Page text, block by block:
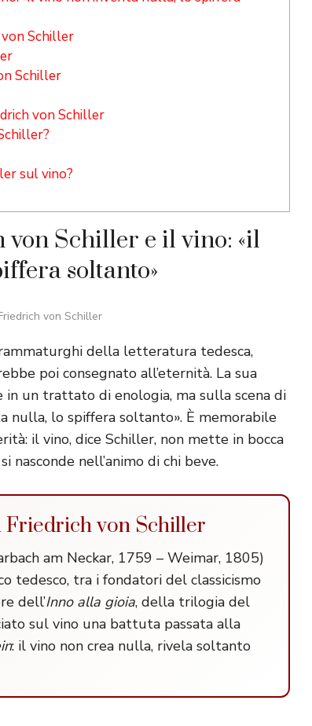
Schiller
Schiller
von Schiller
sul vino?
Schiller e il vino: «il
soltanto»
von Schiller
della letteratura tedesca,
poi consegnato all’eternità. La sua
in un trattato di enologia, ma sulla scena di
nulla, lo spiffera soltanto». È memorabile
il vino, dice Schiller, non mette in bocca
nasconde nell’animo di chi beve.
Friedrich von Schiller
am Neckar, 1759 – Weimar, 1805)
tedesco, tra i fondatori del classicismo
dell’Inno alla gioia, della trilogia del
sul vino una battuta passata alla
: il vino non crea nulla, rivela soltanto